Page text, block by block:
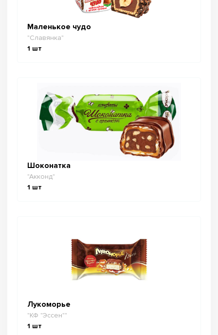
Маленькое чудо
"Славянка"
1 шт
Шоконатка
"Акконд"
1 шт
Лукоморье
"КФ "Эссен""
1 шт